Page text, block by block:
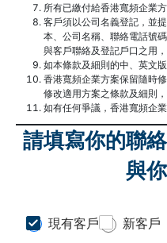
所有已繳付給香港寬頻企業
客戶須以公司名義登記，並
本、公司名稱、聯絡電話號
與客戶聯絡及登記戶口之用
如本條款及細則的中、英文
香港寬頻企業方案保留隨時
修改適用方案之條款及細則
如有任何爭議，香港寬頻企
請填寫你的聯
與
C
u
現有客戶 新客戶